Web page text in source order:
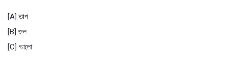
[A] তাপ
[B] জল
[C] আলো